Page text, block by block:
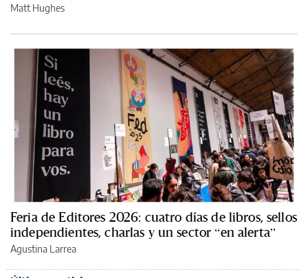
Matt Hughes
Feria de Editores 2026: cuatro días de libros, sellos
independientes, charlas y un sector “en alerta”
Agustina Larrea